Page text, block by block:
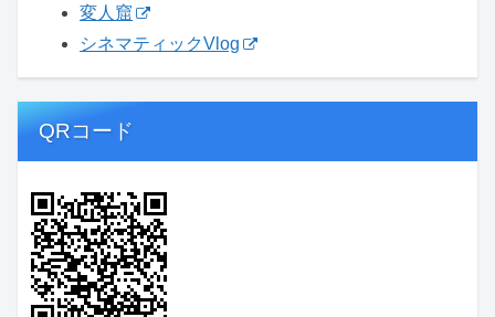
変人窟
シネマティックVlog
QRコード